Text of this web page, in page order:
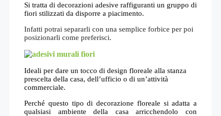
Si tratta di decorazioni adesive raffiguranti un gruppo di
fiori stilizzati da disporre a piacimento.
Infatti potrai separarli con una semplice forbice per poi
posizionarli come preferisci.
Ideali per dare un tocco di design floreale alla stanza
prescelta della casa, dell’ufficio o di un’attività
commerciale.
Perché questo tipo di decorazione floreale si adatta a
qualsiasi ambiente della casa arricchendolo con